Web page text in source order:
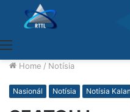
Home / Notísia
Nasionál Notísia Notísia Kalan